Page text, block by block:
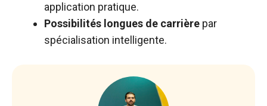
application pratique.
Possibilités longues de carrière par
spécialisation intelligente.